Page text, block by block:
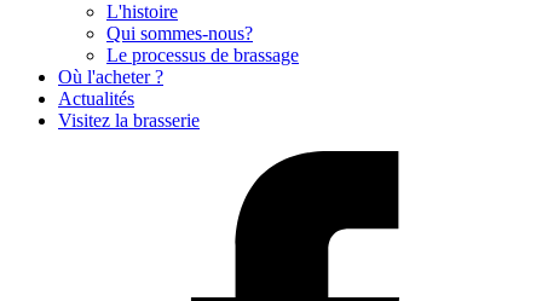
L'histoire
Qui sommes-nous?
Le processus de brassage
Où l'acheter ?
Actualités
Visitez la brasserie